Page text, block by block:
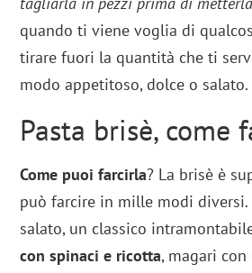
quando ti viene voglia di
tirare fuori la quantità che ti
modo appetitoso, dolce o salato.
Pasta brisè, come
Come puoi farcirla? La brisè è
può farcire in mille modi
salato, un classico
con spinaci e ricotta, magari